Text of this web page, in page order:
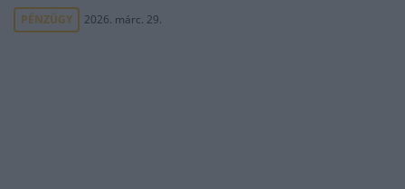
PÉNZÜGY 2026. márc. 29.